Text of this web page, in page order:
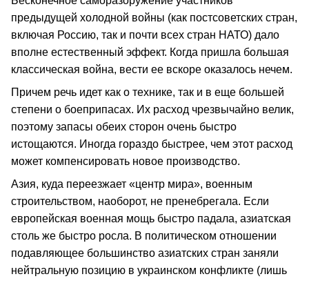
предыдущей холодной войны (как постсоветских стран,
включая Россию, так и почти всех стран НАТО) дало
вполне естественный эффект. Когда пришла большая
классическая война, вести ее вскоре оказалось нечем.
Причем речь идет как о технике, так и в еще большей
степени о боеприпасах. Их расход чрезвычайно велик,
поэтому запасы обеих сторон очень быстро
истощаются. Иногда гораздо быстрее, чем этот расход
может компенсировать новое производство.
Азия, куда переезжает «центр мира», военным
строительством, наоборот, не пренебрегала. Если
европейская военная мощь быстро падала, азиатская
столь же быстро росла. В политическом отношении
подавляющее большинство азиатских стран заняли
нейтральную позицию в украинском конфликте (лишь